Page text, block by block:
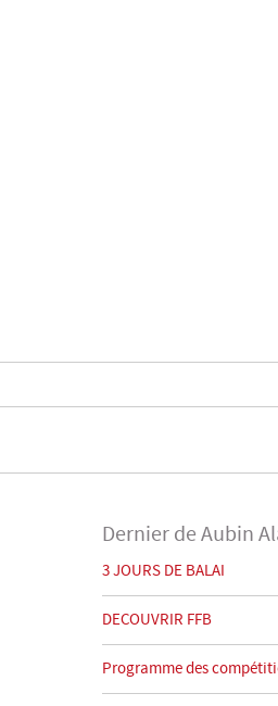
Dernier de Aubin
3 JOURS DE BALAI
DECOUVRIR FFB
Programme des